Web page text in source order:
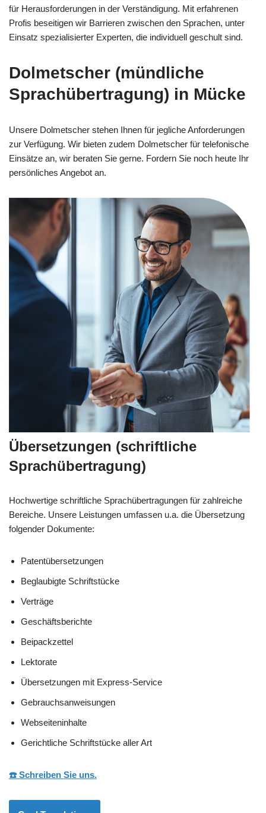
für Herausforderungen in der Verständigung. Mit erfahrenen
Profis beseitigen wir Barrieren zwischen den Sprachen, unter
Einsatz spezialisierter Experten, die individuell geschult sind.
Dolmetscher (mündliche
Sprachübertragung) in Mücke
Unsere Dolmetscher stehen Ihnen für jegliche Anforderungen
zur Verfügung. Wir bieten zudem Dolmetscher für telefonische
Einsätze an, wir beraten Sie gerne. Fordern Sie noch heute Ihr
persönliches Angebot an.
Übersetzungen (schriftliche
Sprachübertragung)
Hochwertige schriftliche Sprachübertragungen für zahlreiche
Bereiche. Unsere Leistungen umfassen u.a. die Übersetzung
folgender Dokumente:
Patentübersetzungen
Beglaubigte Schriftstücke
Verträge
Geschäftsberichte
Beipackzettel
Lektorate
Übersetzungen mit Express-Service
Gebrauchsanweisungen
Webseiteninhalte
Gerichtliche Schriftstücke aller Art
☎️ Schreiben Sie uns.